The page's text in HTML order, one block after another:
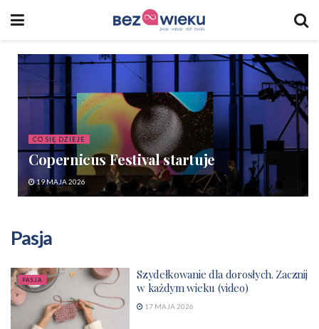
CO SIĘ DZIEJE
Copernicus Festival startuje
19 MAJA 2026
Pasja
PASJA
Szydełkowanie dla dorosłych. Zacznij
w każdym wieku (video)
17 MAJA 2026